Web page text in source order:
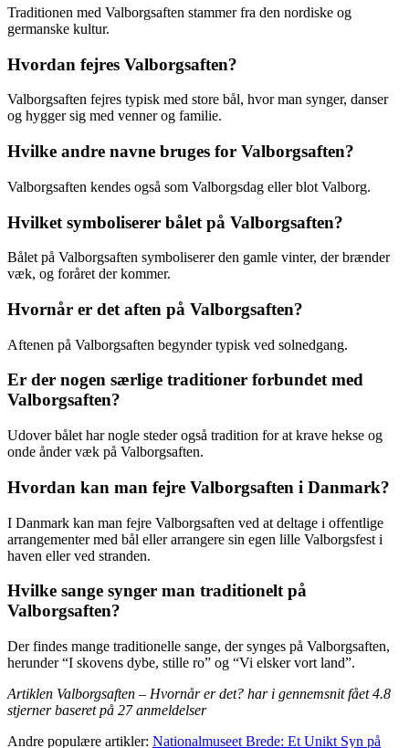
Traditionen med Valborgsaften stammer fra den nordiske og
germanske kultur.
Hvordan fejres Valborgsaften?
Valborgsaften fejres typisk med store bål, hvor man synger, danser
og hygger sig med venner og familie.
Hvilke andre navne bruges for Valborgsaften?
Valborgsaften kendes også som Valborgsdag eller blot Valborg.
Hvilket symboliserer bålet på Valborgsaften?
Bålet på Valborgsaften symboliserer den gamle vinter, der brænder
væk, og foråret der kommer.
Hvornår er det aften på Valborgsaften?
Aftenen på Valborgsaften begynder typisk ved solnedgang.
Er der nogen særlige traditioner forbundet med
Valborgsaften?
Udover bålet har nogle steder også tradition for at krave hekse og
onde ånder væk på Valborgsaften.
Hvordan kan man fejre Valborgsaften i Danmark?
I Danmark kan man fejre Valborgsaften ved at deltage i offentlige
arrangementer med bål eller arrangere sin egen lille Valborgsfest i
haven eller ved stranden.
Hvilke sange synger man traditionelt på
Valborgsaften?
Der findes mange traditionelle sange, der synges på Valborgsaften,
herunder “I skovens dybe, stille ro” og “Vi elsker vort land”.
Artiklen Valborgsaften – Hvornår er det? har i gennemsnit fået4.8
stjerner baseret på 27anmeldelser
Andre populære artikler: Nationalmuseet Brede: Et Unikt Syn på